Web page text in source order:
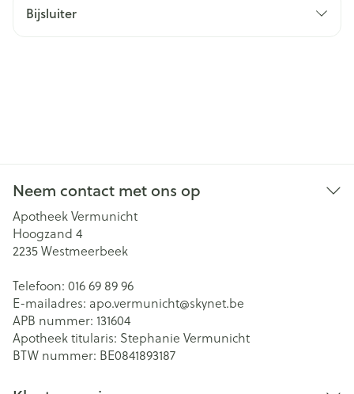
Bijsluiter
Neem contact met ons op
Apotheek Vermunicht
Hoogzand 4
2235Westmeerbeek
Telefoon: 016 69 89 96
E-mailadres: apo.vermunicht@skynet.be
APB nummer: 131604
Apotheek titularis: Stephanie Vermunicht
BTW nummer: BE0841893187